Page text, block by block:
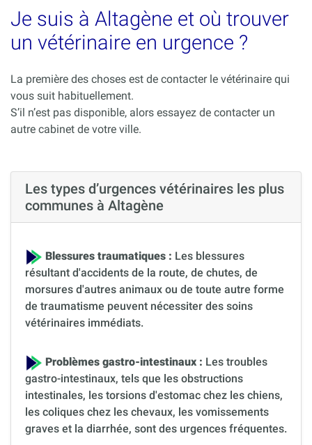
Je suis à Altagène et où trouver
un vétérinaire en urgence ?
La première des choses est de contacter le vétérinaire qui
vous suit habituellement.
S’il n’est pas disponible, alors essayez de contacter un
autre cabinet de votre ville.
Les types d’urgences vétérinaires les plus
communes à Altagène
Blessures traumatiques : Les blessures
résultant d'accidents de la route, de chutes, de
morsures d'autres animaux ou de toute autre forme
de traumatisme peuvent nécessiter des soins
vétérinaires immédiats.
Problèmes gastro-intestinaux : Les troubles
gastro-intestinaux, tels que les obstructions
intestinales, les torsions d'estomac chez les chiens,
les coliques chez les chevaux, les vomissements
graves et la diarrhée, sont des urgences fréquentes.